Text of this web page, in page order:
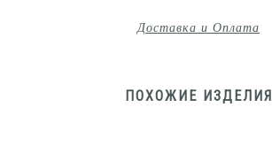
Доставка и Оплата
ПОХОЖИЕ ИЗДЕЛИЯ